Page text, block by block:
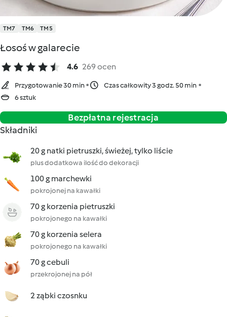
TM7 TM6 TM5
Łosoś w galarecie
4.6 269 ocen
Przygotowanie 30 min
Czas całkowity 3 godz. 50 min
6 sztuk
Bezpłatna rejestracja
Składniki
20 g natki pietruszki, świeżej, tylko liście
plus dodatkowa ilość do dekoracji
100 g marchewki
pokrojonej na kawałki
70 g korzenia pietruszki
pokrojonego na kawałki
70 g korzenia selera
pokrojonego na kawałki
70 g cebuli
przekrojonej na pół
2 ząbki czosnku